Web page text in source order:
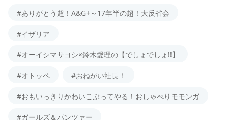
#ありがとう超！A&G+～17年半の超！大反省会
#イザリア
#オーイシマサヨシ×鈴木愛理の【でしょでしょ!!】
#オトッペ #おねがい社長！
#おもいっきりかわいこぶってやる！おしゃべりモモンガ
#ガールズ＆パンツァー